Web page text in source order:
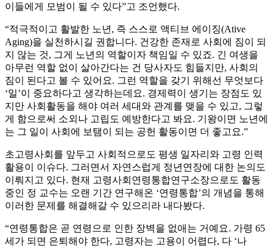
이들에게 모범이 될 수 있다”고 조언했다.
“적극적이고 활발한 노년, 즉 스스로 액티브 에이징(Ative
Aging)을 실천하시길 권합니다. 건강한 존재로 사회에 짐이 되
지 않는 것, 그게 노년의 역할이자 책임일 수 있죠. 긴 여생을
아무런 역할 없이 살아간다는 건 당사자도 힘들지만, 사회의
짐이 된다고 볼 수 있어요. 그런 역할을 갖기 위해선 무엇보다
‘일’이 중요하다고 생각하는데요. 경제력이 생기는 장점도 있
지만 사회활동을 해야 여러 세대와 관계를 맺을 수 있고, 그렇
게 함으로써 소외나 고립도 예방한다고 봐요. 기왕이면 노년에
는 그 일이 사회에 보탬이 되는 공헌 활동이면 더 좋고요.”
초고령사회를 앞두고 사회적으로도 평생 일자리와 고령 인력
활용이 이슈다. 그러면서 자연스럽게 정년연장에 대한 논의도
이뤄지고 있다. 현재 고령사회연령통합연구소장으로도 활동
중인 정 교수는 오랜 기간 연구해온 ‘연령통합’의 개념을 통해
이러한 문제를 해결해갈 수 있으리라 내다봤다.
“연령통합은 곧 연령으로 인한 장벽을 없애는 거예요. 가령 65
세가 되면 은퇴해야 한다, 고령자는 고용이 어렵다, 다 ‘나